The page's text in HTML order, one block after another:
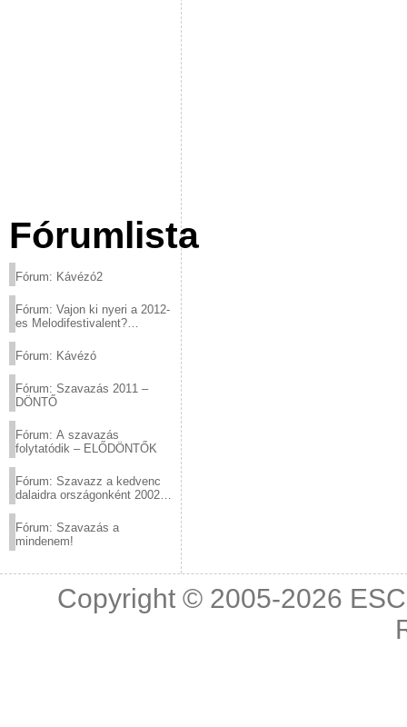
Fórumlista
Fórum: Kávézó2
Fórum: Vajon ki nyeri a 2012-
es Melodifestivalent?
Fórum: Kávézó
Fórum: Szavazás 2011 –
DÖNTŐ
Fórum: A szavazás
folytatódik – ELŐDÖNTŐK
Fórum: Szavazz a kedvenc
dalaidra országonként 2002
Fórum: Szavazás a
mindenem!
Copyright © 2005-2026